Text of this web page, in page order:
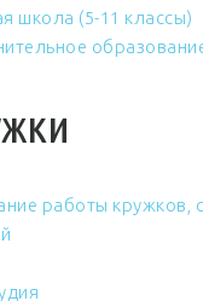
школа (5-11 классы)
работы кружков,